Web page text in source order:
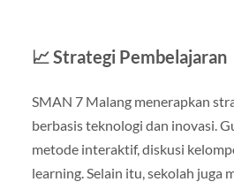
📈 Strategi Pembelajaran
SMAN 7 Malang menerapkan
berbasis teknologi dan inovasi.
metode interaktif, diskusi
learning. Selain itu, sekolah juga